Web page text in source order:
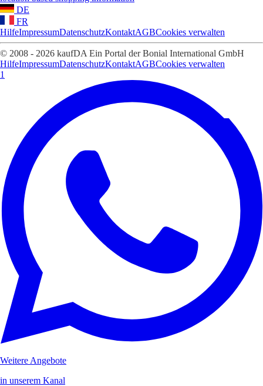
DE
FR
HilfeImpressumDatenschutzKontaktAGBCookies verwalten
© 2008 - 2026 kaufDA Ein Portal der Bonial International GmbH
HilfeImpressumDatenschutzKontaktAGBCookies verwalten
1
Weitere Angebote
in unserem Kanal